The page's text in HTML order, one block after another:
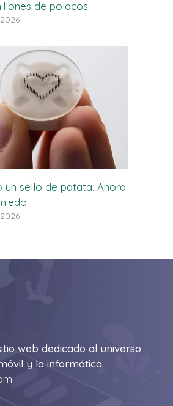
de polacos
un sello de patata. Ahora
web dedicado al universo
y la informática.